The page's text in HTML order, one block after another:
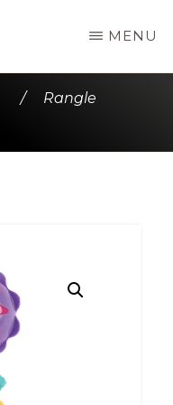
MENU
/ Rangle